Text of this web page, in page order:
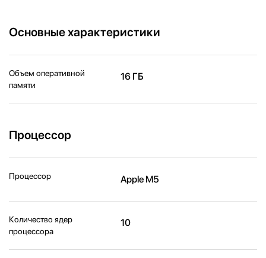
Основные характеристики
Объем оперативной
памяти
16 ГБ
Процессор
Процессор Apple M5
Количество ядер
процессора
10